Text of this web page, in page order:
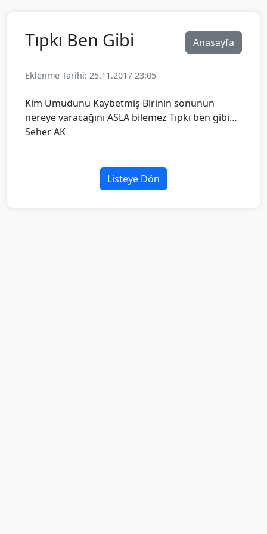
Tıpkı Ben Gibi Anasayfa
Eklenme Tarihi: 25.11.2017 23:05
Kim Umudunu Kaybetmiş Birinin sonunun
nereye varacağını ASLA bilemez Tıpkı ben gibi…
Seher AK
Listeye Dön